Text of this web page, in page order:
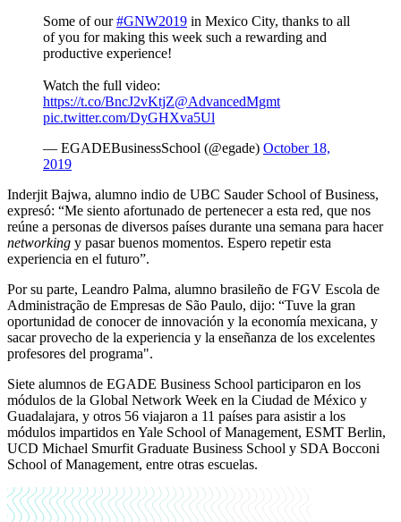
Some of our#GNW2019 in Mexico City, thanks to all
of you for making this week such a rewarding and
productive experience!
Watch the full video:
https://t.co/BncJ2vKtjZ@AdvancedMgmt
pic.twitter.com/DyGHXva5Ul
— EGADEBusinessSchool (@egade) October 18,
2019
Inderjit Bajwa, alumno indio de UBC Sauder School of Business,
expresó: “Me siento afortunado de pertenecer a esta red, que nos
reúne a personas de diversos países durante una semana para hacer
networking y pasar buenos momentos. Espero repetir esta
experiencia en el futuro”.
Por su parte, Leandro Palma, alumno brasileño de FGV Escola de
Administração de Empresas de São Paulo, dijo: “Tuve la gran
oportunidad de conocer de innovación y la economía mexicana, y
sacar provecho de la experiencia y la enseñanza de los excelentes
profesores del programa".
Siete alumnos de EGADE Business School participaron en los
módulos de la Global Network Week en la Ciudad de México y
Guadalajara, y otros 56 viajaron a 11 países para asistir a los
módulos impartidos en Yale School of Management, ESMT Berlin,
UCD Michael Smurfit Graduate Business School y SDA Bocconi
School of Management, entre otras escuelas.